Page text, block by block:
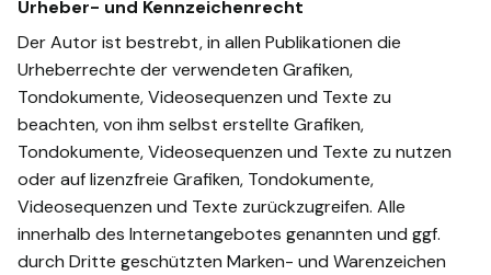
Urheber- und Kennzeichenrecht
Der Autor ist bestrebt, in allen Publikationen die
Urheberrechte der verwendeten Grafiken,
Tondokumente, Videosequenzen und Texte zu
beachten, von ihm selbst erstellte Grafiken,
Tondokumente, Videosequenzen und Texte zu nutzen
oder auf lizenzfreie Grafiken, Tondokumente,
Videosequenzen und Texte zurückzugreifen. Alle
innerhalb des Internetangebotes genannten und ggf.
durch Dritte geschützten Marken- und Warenzeichen